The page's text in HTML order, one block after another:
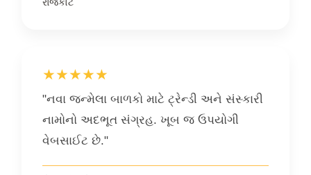
★★★★★
"નવા જન્મેલા બાળકો માટે ટ્રેન્ડી અને સંસ્કારી
નામોનો અદભૂત સંગ્રહ. ખૂબ જ ઉપયોગી
વેબસાઈટ છે."